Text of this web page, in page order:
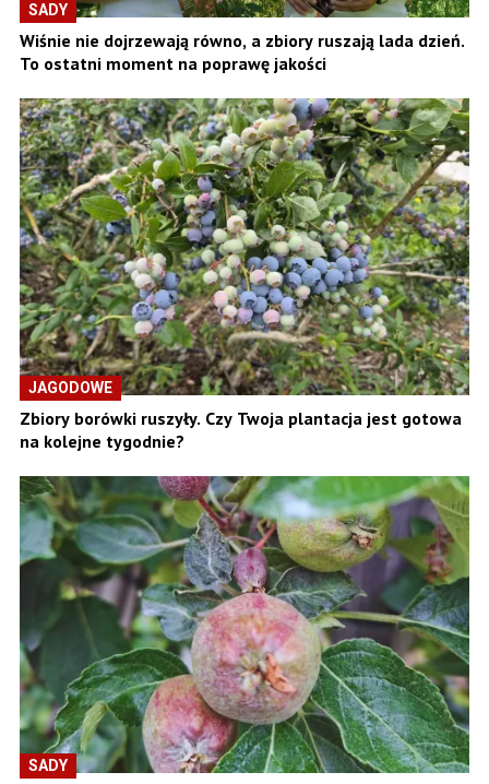
SADY
Wiśnie nie dojrzewają równo, a zbiory ruszają lada dzień.
To ostatni moment na poprawę jakości
JAGODOWE
Zbiory borówki ruszyły. Czy Twoja plantacja jest gotowa
na kolejne tygodnie?
SADY